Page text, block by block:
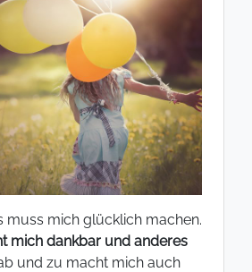
muss mich glücklich machen.
mich dankbar und anderes
und zu macht mich auch